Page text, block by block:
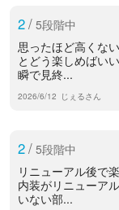
2/ 5段階中
思ったほど高くな
とどう楽しめばい
瞬で見終...
2026/6/12 じぇるさん
2/ 5段階中
リニューアル後で
内装がリニューア
いない部...